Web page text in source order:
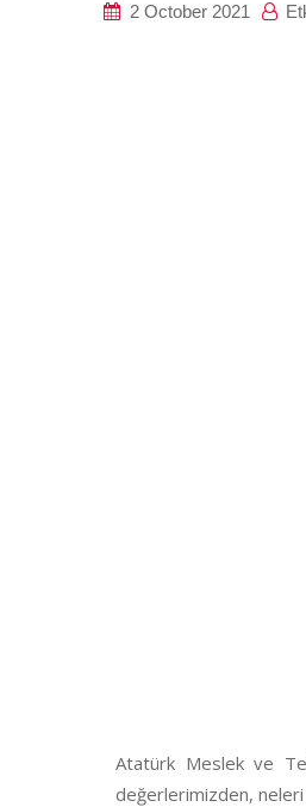
2 October 2021
Atatürk Meslek ve
değerlerimizden, neleri